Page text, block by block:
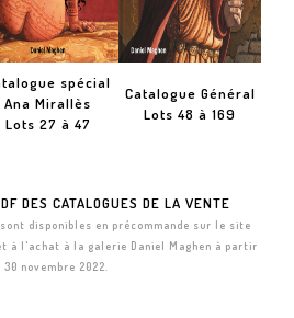
spécial
Ana Mirallès
Lots 27 à 47
Catalogue Général
Lots 48 à 169
DES CATALOGUES DE LA VENTE
disponibles en précommande sur le site
à l'achat à la galerie Daniel Maghen à partir
30 novembre 2022.